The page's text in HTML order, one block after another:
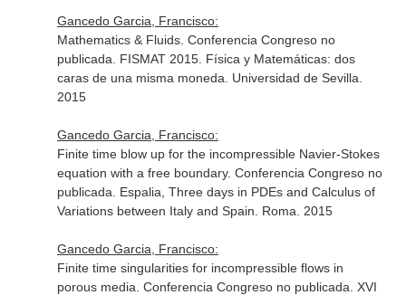
Gancedo Garcia, Francisco:
Mathematics & Fluids. Conferencia Congreso no
publicada. FISMAT 2015. Física y Matemáticas: dos
caras de una misma moneda. Universidad de Sevilla.
2015
Gancedo Garcia, Francisco:
Finite time blow up for the incompressible Navier-Stokes
equation with a free boundary. Conferencia Congreso no
publicada. Espalia, Three days in PDEs and Calculus of
Variations between Italy and Spain. Roma. 2015
Gancedo Garcia, Francisco:
Finite time singularities for incompressible flows in
porous media. Conferencia Congreso no publicada. XVI